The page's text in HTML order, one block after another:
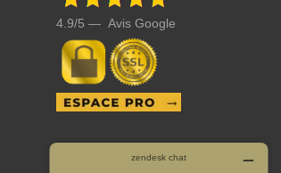
4.9/5 — Avis Google